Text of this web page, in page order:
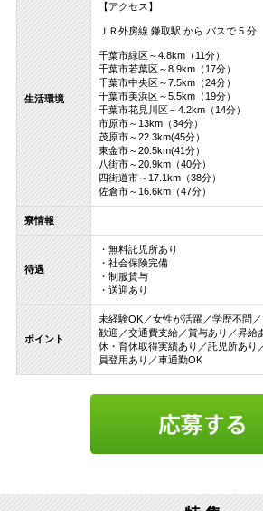
生活環境
【アクセス】
ＪＲ外房線 鎌取駅 から バスで 5 分
千葉市緑区～4.8km（11分）
千葉市若葉区～8.9km（17分）
千葉市中央区～7.5km（24分）
千葉市美浜区～5.5km（19分）
千葉市花見川区～4.2km（14分）
市原市～13km（34分）
茂原市～22.3km(45分）
東金市～20.5km(41分）
八街市～20.9km（40分）
四街道市～17.1km（38分）
佐倉市～16.6km（47分）
寮情報
待遇
・無料託児所あり
・社会保険完備
・制服貸与
・送迎あり
ポイント
未経験OK／女性が活躍／学歴不問
歓迎／交通費支給／賞与あり／昇給
休・育休取得実績あり／託児所あり
員登用あり／車通勤OK